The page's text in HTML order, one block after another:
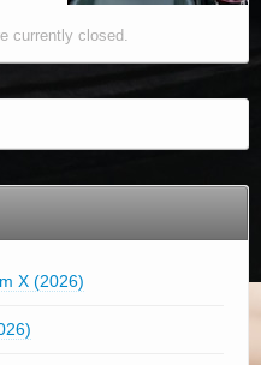
currently closed.
X (2026)